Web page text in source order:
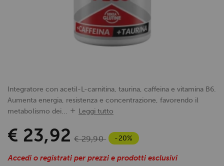
Integratore con acetil-L-carnitina, taurina, caffeina e vitamina B6.
Aumenta energia, resistenza e concentrazione, favorendo il
metabolismo dei...
Leggi tutto
€ 23,92 € 29,90 -20%
Accedi o registrati per prezzi e prodotti esclusivi